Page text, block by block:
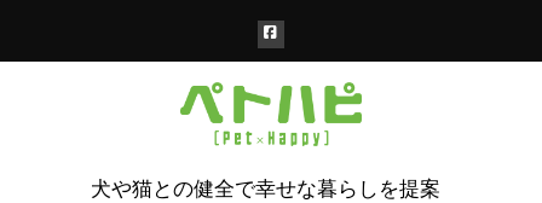
犬や猫との健全で幸せな暮らしを提案